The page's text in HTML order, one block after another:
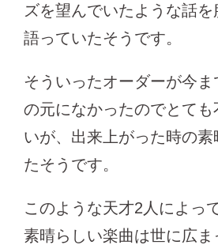
ズを望んでいたような話
語っていたそうです。
そういったオーダーが今
の元になかったのでとても
いが、出来上がった時の
たそうです。
このような天才2人によっ
素晴らしい楽曲は世に広ま